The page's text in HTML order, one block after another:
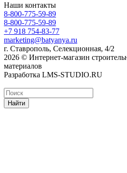
Наши контакты
8-800-775-59-89
8-800-775-59-89
+7 918 754-83-77
marketing@batyanya.ru
г. Ставрополь, Селекционная, 4/2
2026 © Интернет-магазин
материалов
Разработка LMS-STUDIO.RU
Найти